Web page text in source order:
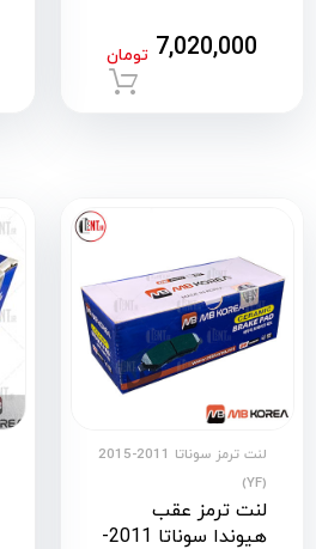
7,020,000 تومان
لنت ترمز سوناتا 2011-2015
(YF)
لنت ترمز عقب
هیوندا سوناتا 2011-